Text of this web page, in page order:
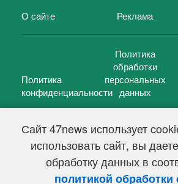
Сайт 47news использует
использовать сайт, вы
обработку данных в
политикой обработки
О сайте Реклама
Политика
конфиденциальности
Политика
обработки
персональных
данных
47 новостей (47 news)2005 — 2026 г.
Свидетельство о регистрации СМИ Эл №
Федеральной службой по надзору в сфере